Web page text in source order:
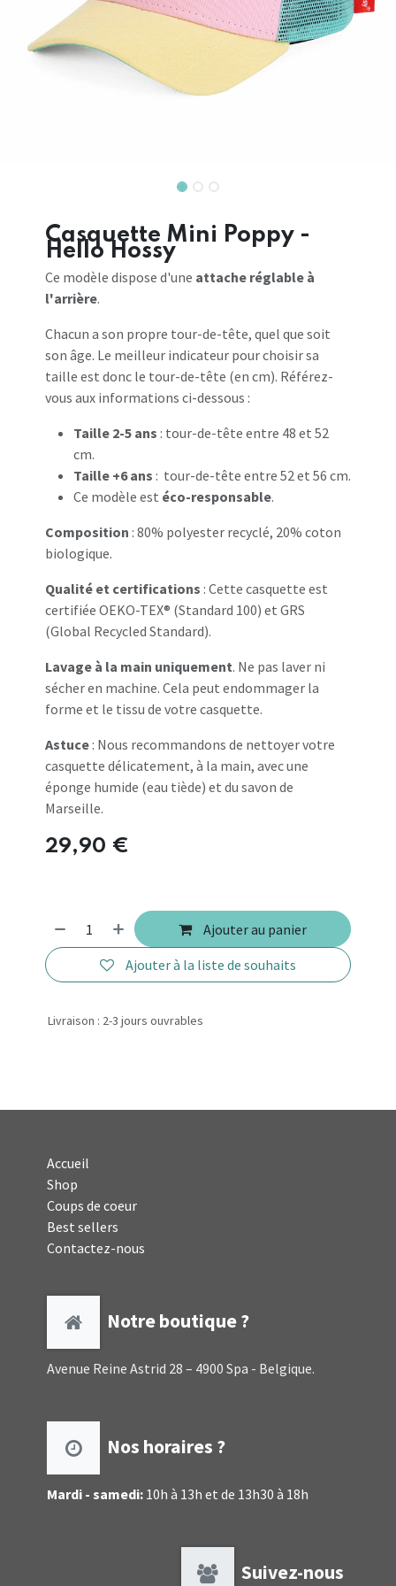
Casquette Mini Poppy -
Hello Hossy
Ce modèle dispose d'une attache réglable à
l'arrière.
Chacun a son propre tour-de-tête, quel que soit
son âge. Le meilleur indicateur pour choisir sa
taille est donc le tour-de-tête (en cm). Référez-
vous aux informations ci-dessous :
Taille 2-5 ans : tour-de-tête entre 48 et 52
cm.
Taille +6 ans : tour-de-tête entre 52 et 56 cm.
Ce modèle est éco-responsable.
Composition : 80% polyester recyclé, 20% coton
biologique.
Qualité et certifications : Cette casquette est
certifiée OEKO-TEX® (Standard 100) et GRS
(Global Recycled Standard).
Lavage à la main uniquement. Ne pas laver ni
sécher en machine. Cela peut endommager la
forme et le tissu de votre casquette.
Astuce : Nous recommandons de nettoyer votre
casquette délicatement, à la main, avec une
éponge humide (eau tiède) et du savon de
Marseille.
29,90 €
Ajouter au panier
Ajouter à la liste de souhaits
Livraison : 2-3 jours ouvrables
Accueil
Shop
Coups de coeur
Best sellers
Contactez-nous
Notre boutique ?
Avenue Reine Astrid 28 – 4900 Spa - Belgique.
Nos horaires ?
Mardi - samedi: 10h à 13h et de 13h30 à 18h
Suivez-nous